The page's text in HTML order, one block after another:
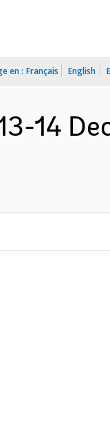
en : Français English
14